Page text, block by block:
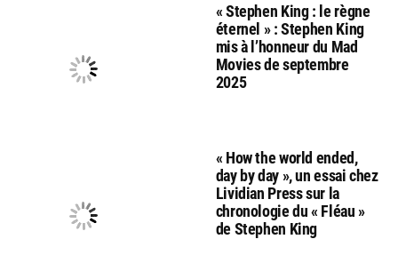
« Stephen King : le règne
éternel » : Stephen King
mis à l’honneur du Mad
Movies de septembre
2025
« How the world ended,
day by day », un essai chez
Lividian Press sur la
chronologie du « Fléau »
de Stephen King